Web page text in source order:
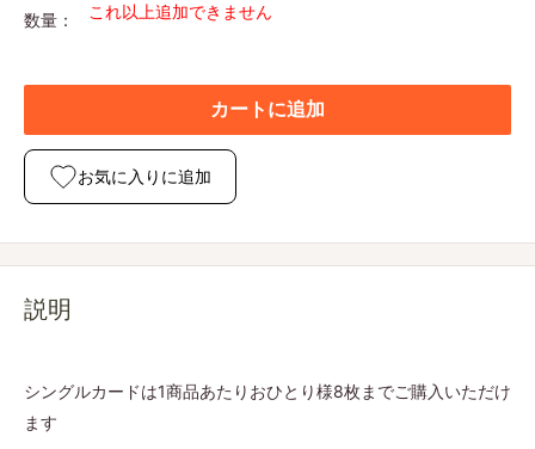
数量： これ以上追加できません
カートに追加
お気に入りに追加
説明
シングルカードは1商品あたりおひとり様8枚までご購入いただけ
ます